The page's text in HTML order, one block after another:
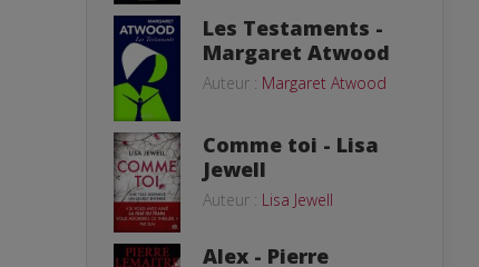
Les Testaments -
Margaret Atwood
Auteur : Margaret Atwood
Comme toi - Lisa
Jewell
Auteur : Lisa Jewell
Alex - Pierre